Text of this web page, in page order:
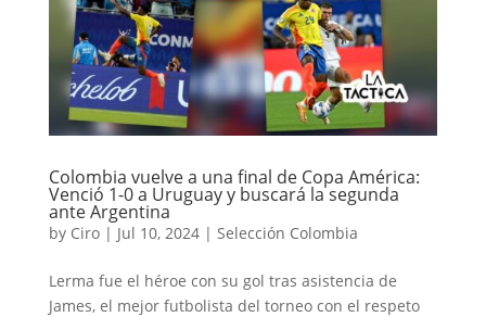
Colombia vuelve a una final de Copa América:
Venció 1-0 a Uruguay y buscará la segunda
ante Argentina
by Ciro| Jul 10, 2024| Selección Colombia
Lerma fue el héroe con su gol tras asistencia de
James, el mejor futbolista del torneo con el respeto